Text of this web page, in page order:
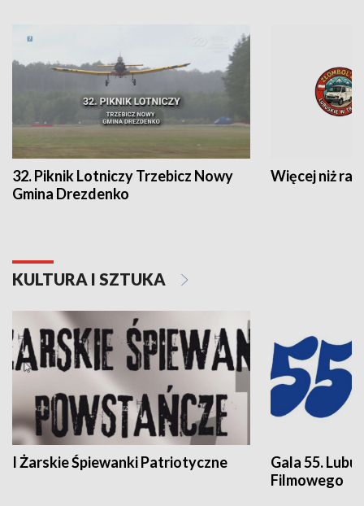
32. Piknik Lotniczy Trzebicz Nowy
Gmina Drezdenko
Więcej niż rajd
KULTURA I SZTUKA
I Żarskie Śpiewanki Patriotyczne
Gala 55.
Filmowego